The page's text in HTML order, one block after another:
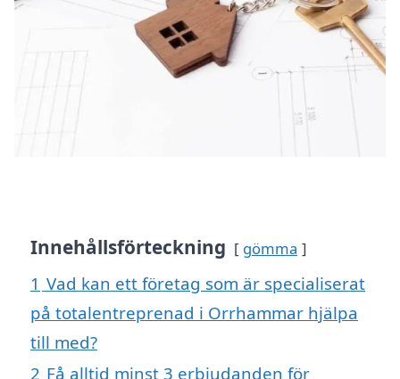
Innehållsförteckning gömma
1 Vad kan ett företag som är specialiserat
på totalentreprenad i Orrhammar hjälpa
till med?
2 Få alltid minst 3 erbjudanden för